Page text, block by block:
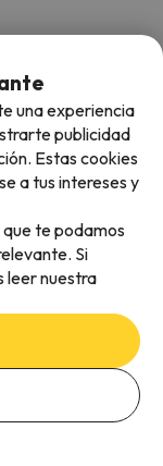
Arinsalhay dos
sector de Pal y en
programas y
particulares y
en los
una experiencia
publicidad
Estas cookies
a tus intereses y
te podamos
Si
leer nuestra